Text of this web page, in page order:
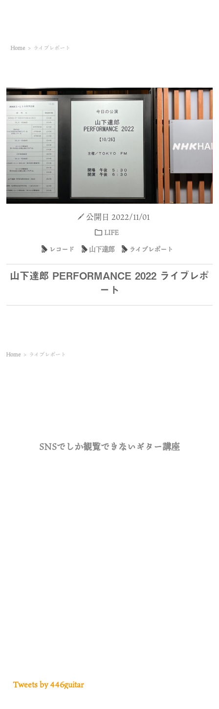
Home > ライブレポート
公開日 2022/11/01
LIFE
レコード
山下達郎 ライブレポート
山下達郎 PERFORMANCE 2022 ライブレポ
ート
Home > ライブレポート
SNSでしか観覧できないギター講座
Tweets by 446guitar